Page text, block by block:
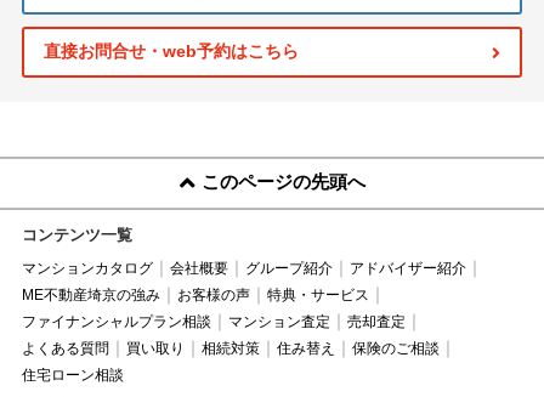
直接お問合せ・web予約はこちら
このページの先頭へ
コンテンツ一覧
マンションカタログ 会社概要 グループ紹介
アドバイザー紹介
ME不動産埼京の強み
お客様の声
特典・サービス
ファイナンシャルプラン相談
マンション査定
売却査定
よくある質問
買い取り 相続対策 住み替え
保険のご相談
住宅ローン相談